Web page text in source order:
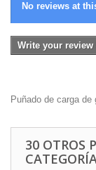
No reviews at
Write your review
Puñado de carga de
30 OTROS